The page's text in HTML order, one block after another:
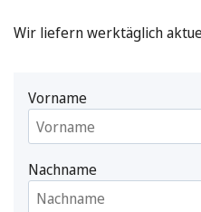
Wir liefern werktäglich
Vorname
Nachname